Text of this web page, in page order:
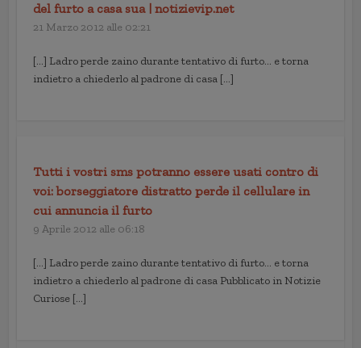
del furto a casa sua | notizievip.net
21 Marzo 2012 alle 02:21
[…] Ladro perde zaino durante tentativo di furto… e torna
indietro a chiederlo al padrone di casa […]
Tutti i vostri sms potranno essere usati contro di
voi: borseggiatore distratto perde il cellulare in
cui annuncia il furto
9 Aprile 2012 alle 06:18
[…] Ladro perde zaino durante tentativo di furto… e torna
indietro a chiederlo al padrone di casa Pubblicato in Notizie
Curiose […]